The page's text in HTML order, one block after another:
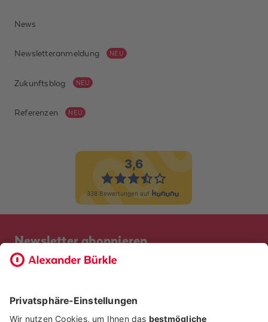
News
Newsletteranmeldung NEU
Zukunftsblog NEU
Referenzen NEU
Newsletter abonnieren
Bevor Sie sich anmelden, möchten wir wissen, ob Sie bereits
ICH BIN BEREITS KUNDE